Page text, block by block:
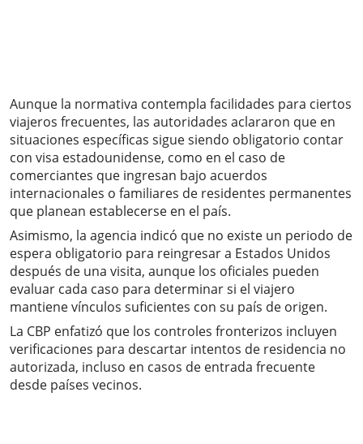
Aunque la normativa contempla facilidades para ciertos
viajeros frecuentes, las autoridades aclararon que en
situaciones específicas sigue siendo obligatorio contar
con visa estadounidense, como en el caso de
comerciantes que ingresan bajo acuerdos
internacionales o familiares de residentes permanentes
que planean establecerse en el país.
Asimismo, la agencia indicó que no existe un periodo de
espera obligatorio para reingresar a Estados Unidos
después de una visita, aunque los oficiales pueden
evaluar cada caso para determinar si el viajero
mantiene vínculos suficientes con su país de origen.
La CBP enfatizó que los controles fronterizos incluyen
verificaciones para descartar intentos de residencia no
autorizada, incluso en casos de entrada frecuente
desde países vecinos.